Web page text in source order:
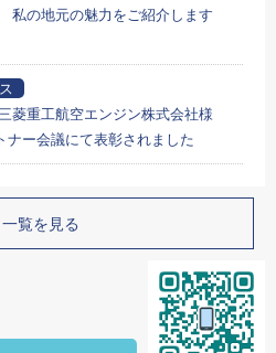
地元の魅力をご紹介します
重工航空エンジン株式会社様
ナー会議にて表彰されました
一覧を見る